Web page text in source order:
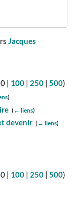
Jacques
| 100 | 250 |500)
)
‎ ( ← liens)
devenir‎ ( ← liens)
| 100 | 250 |500)